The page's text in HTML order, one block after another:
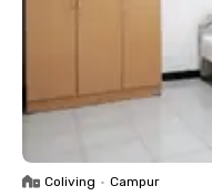
Coliving • Campur